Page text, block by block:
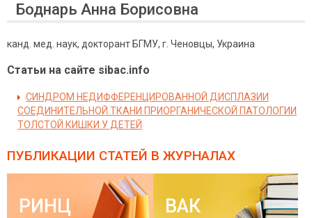
Боднарь Анна Борисовна
канд. мед. наук, докторант БГМУ, г. Ченовцы, Украина
Статьи на сайте sibac.info
СИНДРОМ НЕДИФФЕРЕНЦИРОВАННОЙ ДИСПЛАЗИИ
СОЕДИНИТЕЛЬНОЙ ТКАНИ ПРИОРГАНИЧЕСКОЙ ПАТОЛОГИИ
ТОЛСТОЙ КИШКИ У ДЕТЕЙ
ПУБЛИКАЦИИ СТАТЕЙ В ЖУРНАЛАХ
РИНЦ ВАК